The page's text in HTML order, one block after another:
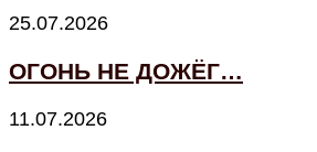
25.07.2026
ОГОНЬ НЕ ДОЖЁГ…
11.07.2026